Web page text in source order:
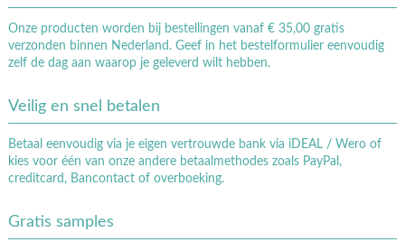
Onze producten worden bij bestellingen vanaf € 35,00 gratis
verzonden binnen Nederland. Geef in het bestelformulier eenvoudig
zelf de dag aan waarop je geleverd wilt hebben.
Veilig en snel betalen
Betaal eenvoudig via je eigen vertrouwde bank via iDEAL / Wero of
kies voor één van onze andere betaalmethodes zoals PayPal,
creditcard, Bancontact of overboeking.
Gratis samples